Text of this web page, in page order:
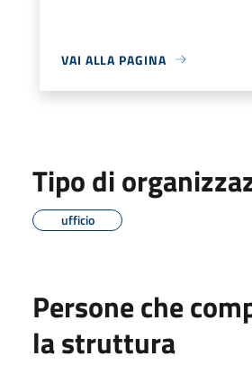
VAI ALLA PAGINA
Tipo di
ufficio
Persone che
la struttura